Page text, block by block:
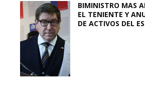
BIMINISTRO MAS
EL TENIENTE Y
DE ACTIVOS DEL